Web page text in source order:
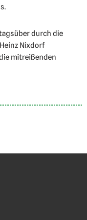
durch die
Nixdorf
mitreißenden